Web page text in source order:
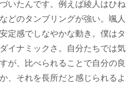
いたんです。例えば綾人はひね
どのタンブリングが強い。颯人
定感でしなやかな動き。僕はタ
イナミックさ。自分たちでは気
が、比べられることで自分の良
、それを長所だと感じられるよ